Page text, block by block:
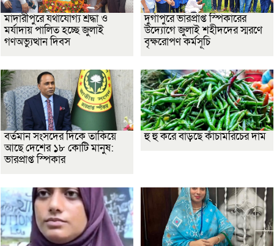
মাদারীপুরে যথাযোগ্য শ্রদ্ধা ও
মর্যাদায় পালিত হচ্ছে জুলাই
গণঅভ্যুত্থান দিবস
দুর্গাপুরে ভারপ্রাপ্ত স্পিকারের
উদ্যোগে জুলাই শহীদদের স্মরণে
বৃক্ষরোপণ কর্মসূচি
বর্তমান সংসদের দিকে তাকিয়ে
আছে দেশের ১৮ কোটি মানুষ:
ভারপ্রাপ্ত স্পিকার
হু হু করে বাড়ছে কাঁচামরিচের দাম